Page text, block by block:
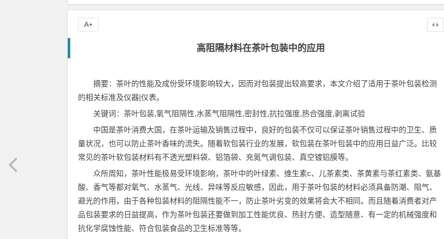
高阻隔材料在茶叶包装中的应用
摘要：茶叶的性能及成份受环境影响较大，因而对包装提出较高要求，本文介绍了适用于茶叶包装检测
的相关标准及仪器|仪表。
关键词：茶叶包装,氧气阻隔性,水蒸气阻隔性,密封性,抗拉强度,热合强度,剥离试验
中国是茶叶消费大国，在茶叶运输及销售过程中，良好的包装不仅可以保证茶叶销售过程中的卫生、质
量状况，也可以防止茶叶香味的流失。随着软包装行业的发展，软包装在茶叶包装中的应用日益广泛。比较
常见的茶叶软包装材料有不透光塑料袋、铝箔袋、充氮气调包装、真空镀铝膜等。
众所周知，茶叶性能极易受环境影响，茶叶中的叶绿素、维生素c、儿茶素类、茶黄素与茶红素类、氨基
酸、香气等都对氧气、水蒸气、光线、异味等反应敏感，因此，用于茶叶包装的材料必须具备防潮、阻气、
避光的作用，由于各种包装材料的阻隔性能不一，防止茶叶劣变的效果将会大不相同。而且随着消费者对产
品包装要求的日益提高，作为茶叶包装还要做到加工性能优良、热封方便、造型随意、有一定的机械强度和
抗化学腐蚀性能、符合包装食品的卫生标准等等。
A+